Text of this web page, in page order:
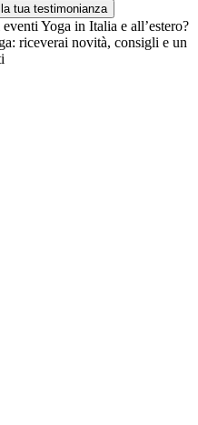
tua testimonianza
Yoga in Italia e all’estero?
riceverai novità, consigli e un